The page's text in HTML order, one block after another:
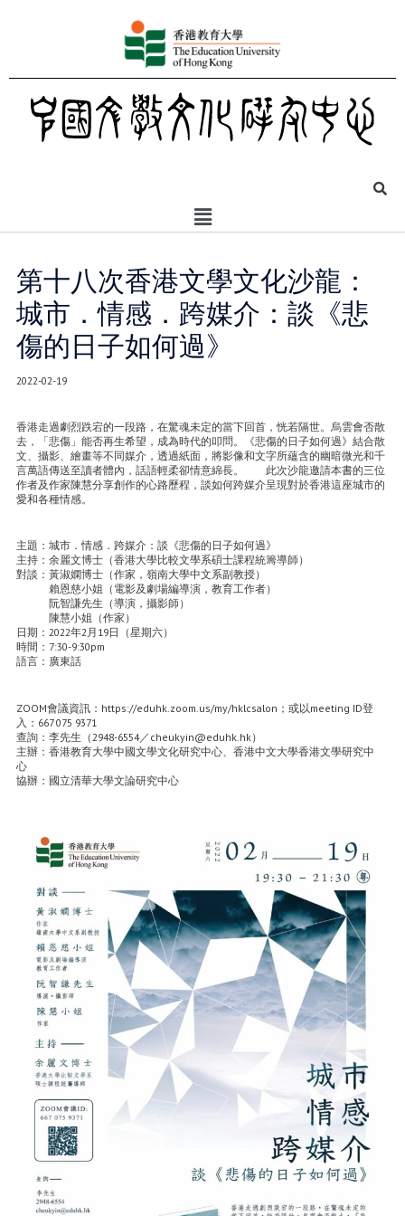
第十八次香港文學文化沙龍：
城市．情感．跨媒介：談《悲
傷的日子如何過》
2022-02-19
香港走過劇烈跌宕的一段路，在驚魂未定的當下回首，恍若隔世。烏雲會否散
去，「悲傷」能否再生希望，成為時代的叩問。《悲傷的日子如何過》結合散
文、攝影、繪畫等不同媒介，透過紙面，將影像和文字所蘊含的幽暗微光和千
言萬語傳送至讀者體內，話語輕柔卻情意綿長。 此次沙龍邀請本書的三位
作者及作家陳慧分享創作的心路歷程，談如何跨媒介呈現對於香港這座城市的
愛和各種情感。
主題：城市．情感．跨媒介：談《悲傷的日子如何過》
主持：余麗文博士（香港大學比較文學系碩士課程統籌導師）
對談：黃淑嫻博士（作家，嶺南大學中文系副教授）
賴恩慈小姐（電影及劇場編導演，教育工作者）
阮智謙先生（導演，攝影師）
陳慧小姐（作家）
日期：2022年2月19日（星期六）
時間：7:30-9:30pm
語言：廣東話
ZOOM會議資訊：https://eduhk.zoom.us/my/hklcsalon；或以meeting ID登
入：667 075 9371
查詢：李先生（2948-6554／cheukyin@eduhk.hk）
主辦：香港教育大學中國文學文化研究中心、香港中文大學香港文學研究中
心
協辦：國立清華大學文論研究中心